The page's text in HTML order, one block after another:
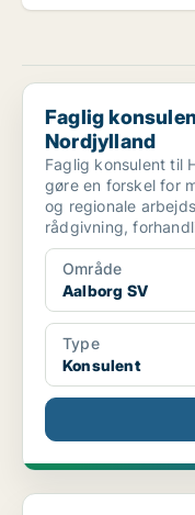
Faglig konsulent til HK
Faglig
Nordjylland
Faglig konsulent til
gøre en forskel for
og regionale
rådgivning,
Område
Aalborg SV
Type
Konsulent
Vikarstilling: